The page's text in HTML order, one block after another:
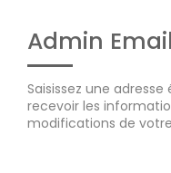
Admin Email
Saisissez une
recevoir les
modifications de